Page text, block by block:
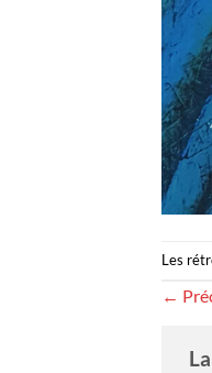
Les
←